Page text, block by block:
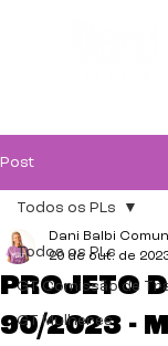
Post
Todos os PLs
GT Comissão de
GT Mulheres
Todos os PLs
PROJETO
90/2023 -
Dani Balbi
20 de out. de